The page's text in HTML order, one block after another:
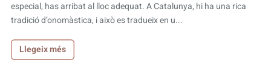
especial, has arribat al lloc adequat. A Catalunya, hi ha una rica
tradició d’onomàstica, i això es tradueix en u...
Llegeix més